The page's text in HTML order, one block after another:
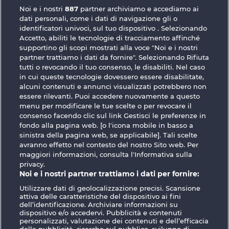
Fruit Love Explodiac RHFP
Termini e condizioni
Informativa sulla privacy Note legali
Società Facebook
Invia richiesta di recesso
Noi e i nostri887 partner archiviamo e accediamo ai
dati personali, come i dati di navigazione gli o
identificatori univoci, sul tuo dispositivo . Selezionando
Accetto, abiliti le tecnologie di tracciamento affinché
supportino gli scopi mostrati alla voce "Noi e i nostri
partner trattiamo i dati da fornire". Selezionando Rifiuta
tutti o revocando il tuo consenso, le disabiliti. Nel caso
in cui queste tecnologie dovessero essere disabilitate,
alcuni contenuti e annunci visualizzati potrebbero non
essere rilevanti. Puoi accedere nuovamente a questo
menu per modificare le tue scelte o per revocare il
consenso facendo clic sul link Gestisci le preferenze in
fondo alla pagina web. [o l'icona mobile in basso a
sinistra della pagina web, se applicabile]. Tali scelte
avranno effetto nel contesto del nostro Sito web. Per
maggiori informazioni, consulta l'Informativa sulla
privacy.
Noi e i nostri partner trattiamo i dati per fornire:
Utilizzare dati di geolocalizzazione precisi. Scansione
attiva delle caratteristiche del dispositivo ai fini
dell’identificazione. Archiviare informazioni su
dispositivo e/o accedervi. Pubblicità e contenuti
personalizzati, valutazione dei contenuti e dell’efficacia